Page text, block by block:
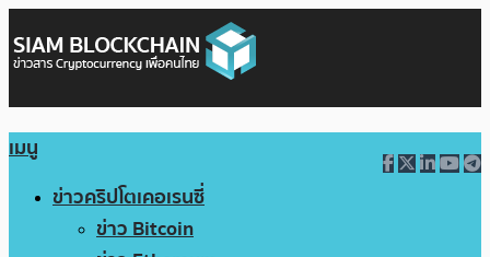
เมนู
ข่าวคริปโตเคอเรนซี่
ข่าว Bitcoin